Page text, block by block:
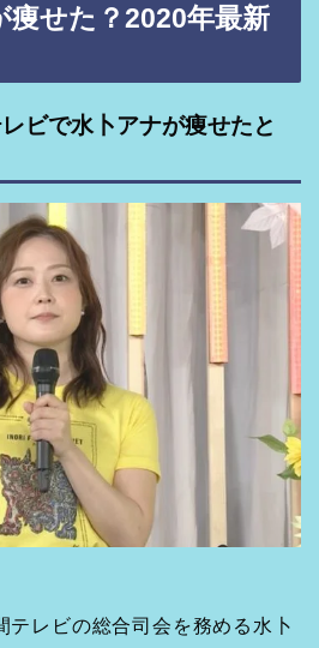
痩せた？2020年最新
ビで水卜アナが痩せたと
テレビの総合司会を務める水卜